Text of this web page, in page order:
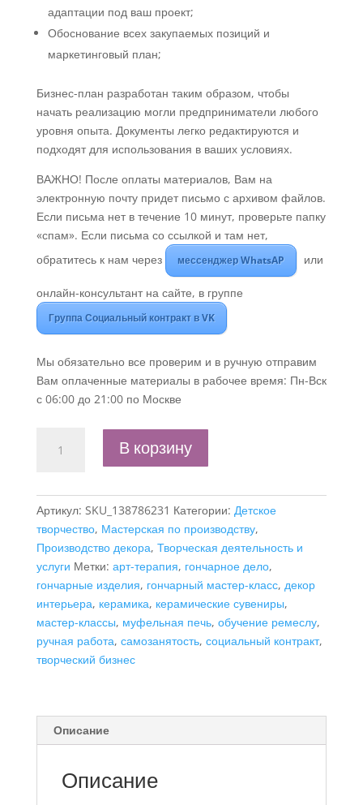
адаптации под ваш проект;
Обоснование всех закупаемых позиций и
маркетинговый план;
Бизнес-план разработан таким образом, чтобы
начать реализацию могли предприниматели любого
уровня опыта. Документы легко редактируются и
подходят для использования в ваших условиях.
ВАЖНО! После оплаты материалов, Вам на
электронную почту придет письмо с архивом файлов.
Если письма нет в течение 10 минут, проверьте папку
«спам». Если письма со ссылкой и там нет,
обратитесь к нам через
мессенджер WhatsAP или
онлайн-консультант на сайте, в группе
Группа Социальный контракт в VK
Мы обязательно все проверим и в ручную отправим
Вам оплаченные материалы в рабочее время: Пн-Вск
с 06:00 до 21:00 по Москве
товара
план
"Гончарное
дело,
изготовление
изделий
из
керамики
и
проведение
мастер-
В корзину
Артикул: SKU_138786231 Категории: Детское
творчество, Мастерская по производству,
Производство декора, Творческая деятельность и
услуги Метки: арт-терапия, гончарное дело,
гончарные изделия, гончарный мастер-класс, декор
интерьера, керамика, керамические сувениры,
мастер-классы, муфельная печь, обучение ремеслу,
ручная работа, самозанятость, социальный контракт,
творческий бизнес
Описание
Описание